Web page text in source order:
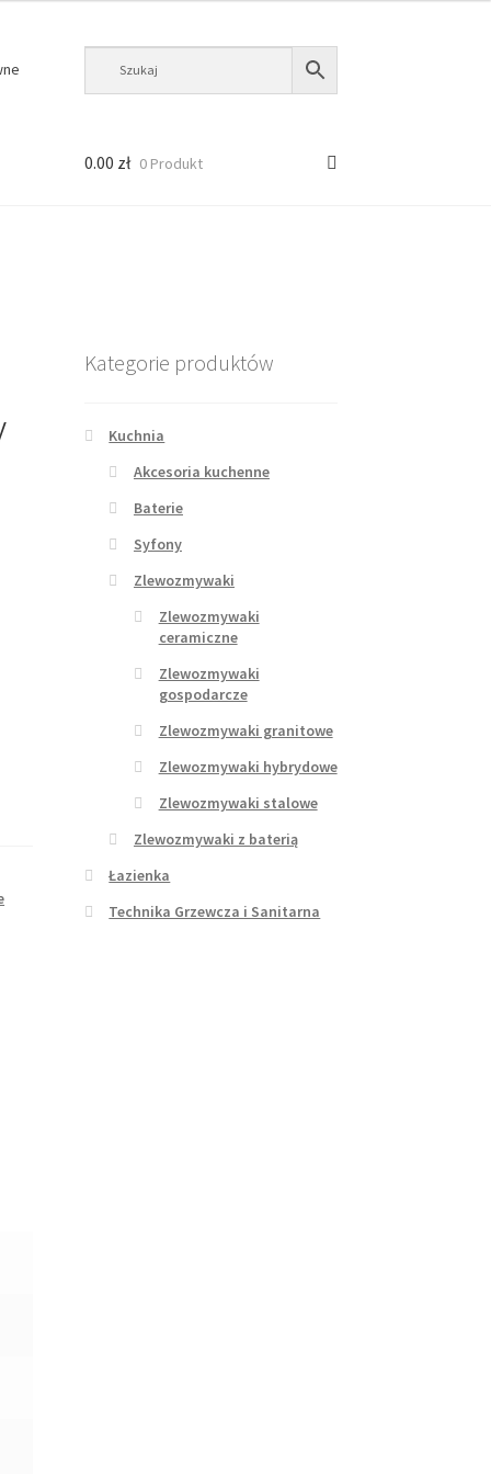
0.00 zł 0 Produkt
Kategorie produktów
Kuchnia
Akcesoria kuchenne
Baterie
Syfony
Zlewozmywaki
Zlewozmywaki
ceramiczne
Zlewozmywaki
gospodarcze
Zlewozmywaki granitowe
Zlewozmywaki hybrydowe
Zlewozmywaki stalowe
Zlewozmywaki z baterią
Łazienka
Technika Grzewcza i Sanitarna